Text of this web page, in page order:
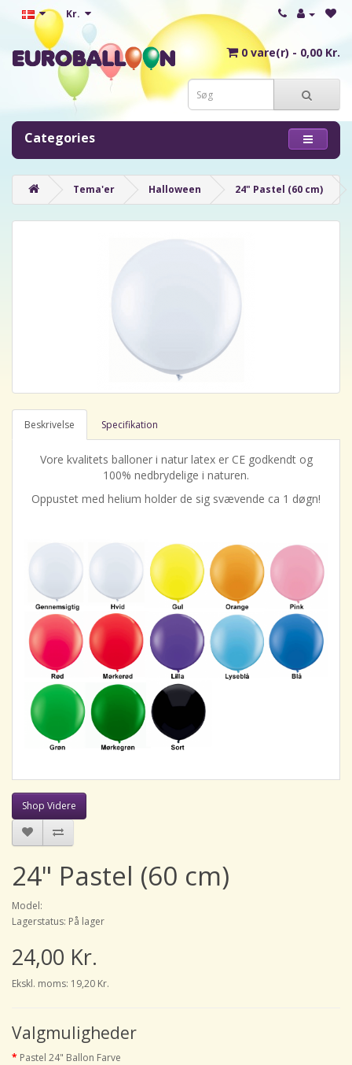
Kr.
0 vare(r) - 0,00 Kr.
Categories
Tema'er Halloween 24" Pastel (60 cm)
Beskrivelse Specifikation
Vore kvalitets balloner i natur latex er CE godkendt og
100% nedbrydelige i naturen.
Oppustet med helium holder de sig svævende ca 1 døgn!
Shop Videre
24" Pastel (60 cm)
Model:
Lagerstatus: På lager
24,00 Kr.
Ekskl. moms: 19,20 Kr.
Valgmuligheder
Pastel 24" Ballon Farve